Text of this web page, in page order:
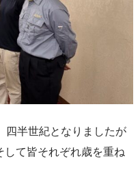
四半世紀となりましたが
て皆それぞれ歳を重ね
親会！